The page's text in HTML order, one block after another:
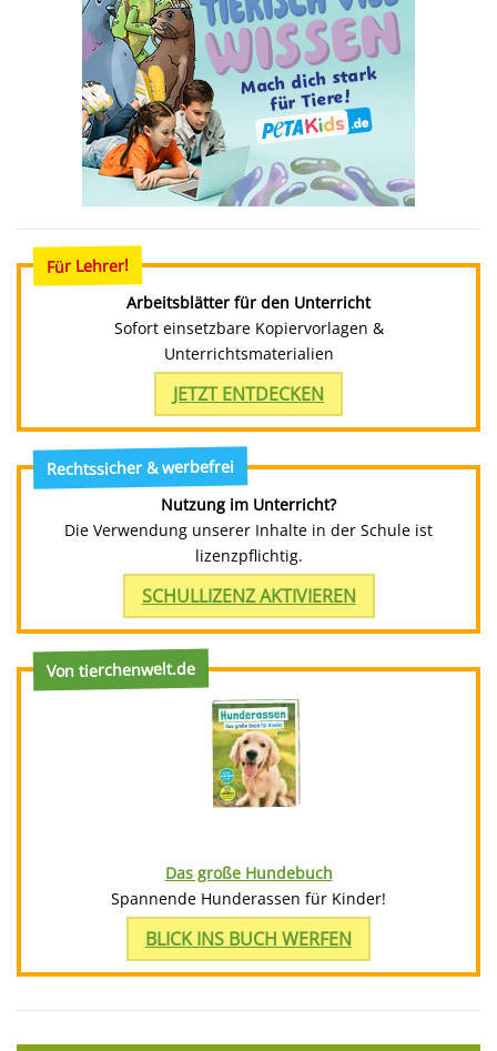
Für Lehrer!
Arbeitsblätter für den Unterricht
Sofort einsetzbare Kopiervorlagen &
Unterrichtsmaterialien
JETZT ENTDECKEN
Rechtssicher & werbefrei
Nutzung im Unterricht?
Die Verwendung unserer Inhalte in der Schule ist
lizenzpflichtig.
SCHULLIZENZ AKTIVIEREN
Von tierchenwelt.de
Das große Hundebuch
Spannende Hunderassen für Kinder!
BLICK INS BUCH WERFEN